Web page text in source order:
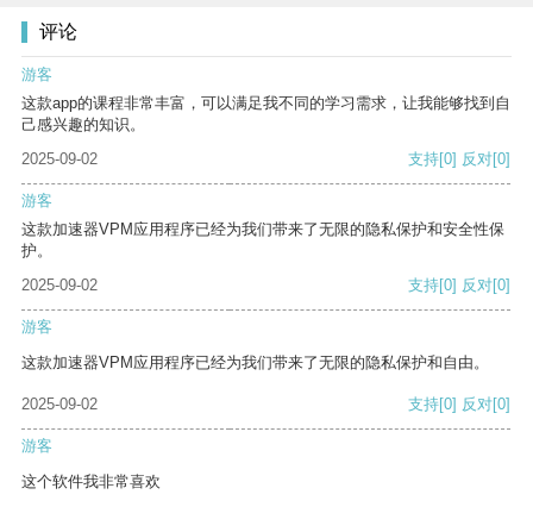
评论
游客
这款app的课程非常丰富，可以满足我不同的学习需求，让我能够找到自
己感兴趣的知识。
2025-09-02
支持[0] 反对[0]
游客
这款加速器VPM应用程序已经为我们带来了无限的隐私保护和安全性保
护。
2025-09-02
支持[0] 反对[0]
游客
这款加速器VPM应用程序已经为我们带来了无限的隐私保护和自由。
2025-09-02 支持[0] 反对[0]
游客
这个软件我非常喜欢